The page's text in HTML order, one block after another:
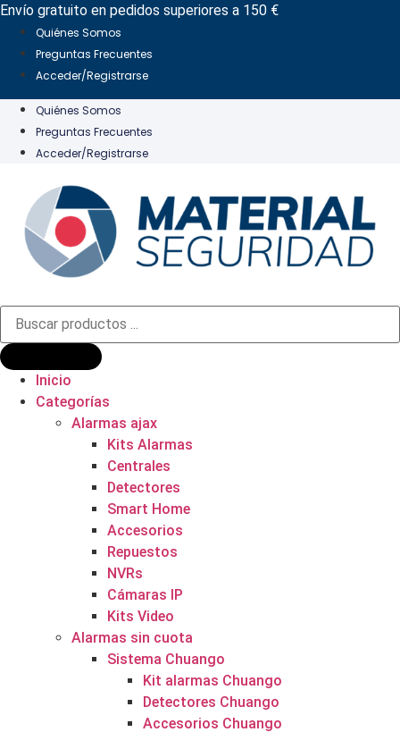
Ir
contenido
Envío gratuito en pedidos superiores a 150 €
Quiénes Somos
Preguntas Frecuentes
Acceder/Registrarse
Quiénes Somos
Preguntas Frecuentes
Acceder/Registrarse
Búsqueda
productos
Inicio
Categorías
Alarmas ajax
Kits Alarmas
Centrales
Detectores
Smart Home
Accesorios
Repuestos
NVRs
Cámaras IP
Kits Video
Alarmas sin cuota
Sistema Chuango
Kit alarmas Chuango
Detectores Chuango
Accesorios Chuango